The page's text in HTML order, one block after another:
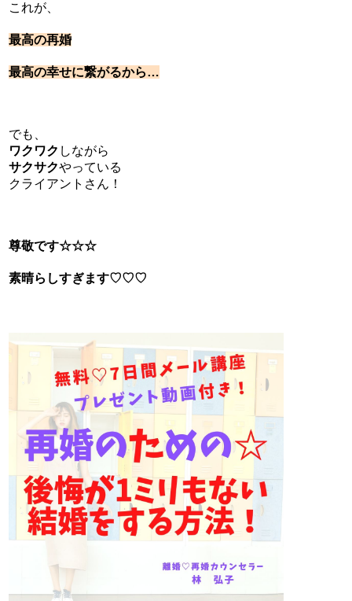
これが、
最高の再婚
最高の幸せに繋がるから…
でも、
ワクワク しながら
サクサクやっている
クライアントさん！
尊敬です☆☆☆
素晴らしすぎます♡♡♡